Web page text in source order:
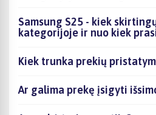
Samsung S25 - kiek
kategorijoje ir nuo kiek
Kiek trunka prekių
Ar galima prekę įsigyti